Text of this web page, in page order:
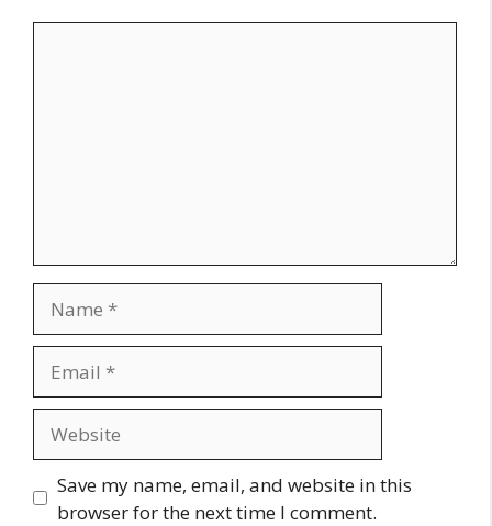
Save my name, email, and website in this
browser for the next time I comment.